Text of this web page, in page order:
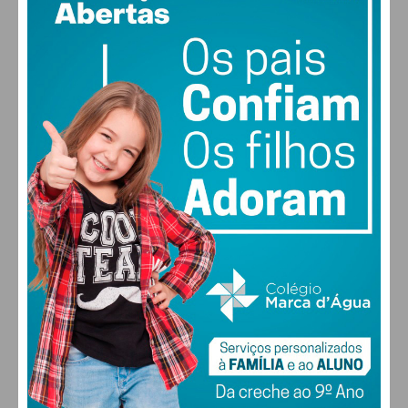
referiu.
Subscreva a newsletter do
Imediato
Assine nossa newsletter por e-mail e
obtenha de forma regular a informação
atualizada.
MAX 18 • MIN 18
30°
SEX
28
SÁB
27 °
DOM
29 °
SEG
FARMACIAS DE SERVIÇO EM PAÇOS DE
FERREIRA